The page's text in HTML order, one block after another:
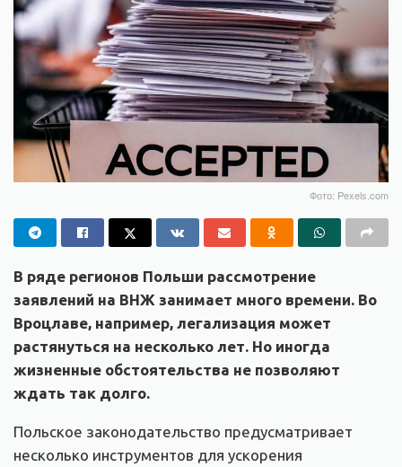
Фото: Pexels.com
В ряде регионов Польши рассмотрение
заявлений на ВНЖ занимает много времени. Во
Вроцлаве, например, легализация может
растянуться на несколько лет. Но иногда
жизненные обстоятельства не позволяют
ждать так долго.
Польское законодательство предусматривает
несколько инструментов для ускорения